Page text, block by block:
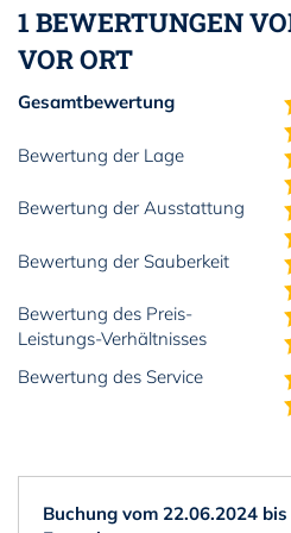
1 BEWERTUNGEN
VOR ORT
Gesamtbewertung
Bewertung der Lage
Bewertung der Ausstattung
Bewertung der Sauberkeit
Bewertung des Preis-
Leistungs-Verhältnisses
Bewertung des Service
Buchung vom 22.06.2024